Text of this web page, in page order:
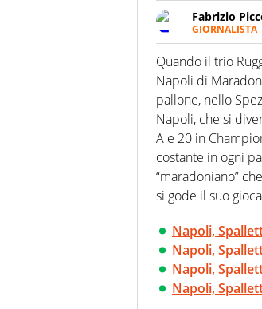
Fabrizio
GIORNALISTA
Nella sua
agenzie e
Quando il trio
Napoli di
pallone, nello
Napoli, che si
A e 20 in
costante in ogni
“maradoniano”
si gode il suo
Napoli,
Napoli,
Napoli,
Napoli,